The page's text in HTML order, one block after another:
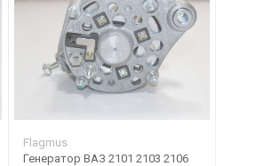
Flagmus
Генератор ВАЗ 2101 2103 2106